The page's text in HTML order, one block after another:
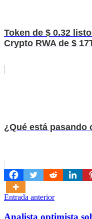
Token de $ 0.32
Crypto RWA de $
¿Qué está pasando
Navegación
de
Entrada anterior
Analista optimista